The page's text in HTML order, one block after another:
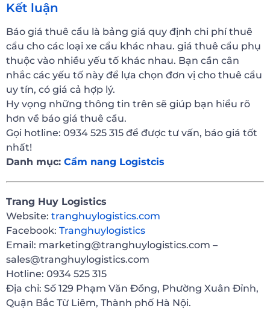
Kết luận
Báo giá thuê cẩu là bảng giá quy định chi phí thuê
cẩu cho các loại xe cẩu khác nhau. giá thuê cẩu phụ
thuộc vào nhiều yếu tố khác nhau. Bạn cần cân
nhắc các yếu tố này để lựa chọn đơn vị cho thuê cẩu
uy tín, có giá cả hợp lý.
Hy vọng những thông tin trên sẽ giúp bạn hiểu rõ
hơn về báo giá thuê cẩu.
Gọi hotline: 0934 525 315 để được tư vấn, báo giá tốt
nhất!
Danh mục: Cẩm nang Logistcis
Trang Huy Logistics
Website: tranghuylogistics.com
Facebook: Tranghuylogistics
Email: marketing@tranghuylogistics.com –
sales@tranghuylogistics.com
Hotline: 0934 525 315
Địa chỉ: Số 129 Phạm Văn Đồng, Phường Xuân Đỉnh,
Quận Bắc Từ Liêm, Thành phố Hà Nội.